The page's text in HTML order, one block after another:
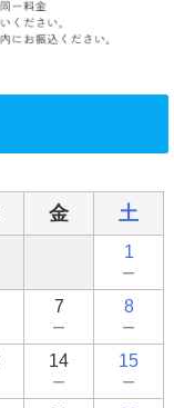
金 土
1
－
7
－
8
－
14
－
15
－